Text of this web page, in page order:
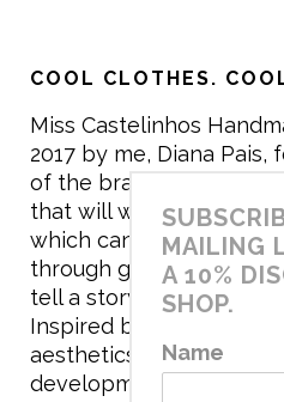
COOL CLOTHES.
Miss Castelinhos
2017 by me, Diana
of the brand. My
that will withstand the
which can be inherited
through generations. I
tell a story, it will be
Inspired by games and
aesthetics the principles
development, the brand
MAILING
A 10%
SHOP.
Name